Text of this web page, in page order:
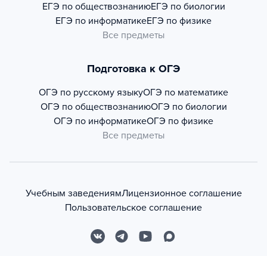
ЕГЭ по обществознаниюЕГЭ по биологии
ЕГЭ по информатикеЕГЭ по физике
Все предметы
Подготовка к ОГЭ
ОГЭ по русскому языкуОГЭ по математике
ОГЭ по обществознаниюОГЭ по биологии
ОГЭ по информатикеОГЭ по физике
Все предметы
Учебным заведениямЛицензионное соглашение
Пользовательское соглашение